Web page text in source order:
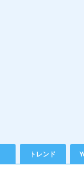
トレンド